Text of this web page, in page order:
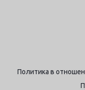
Политика в